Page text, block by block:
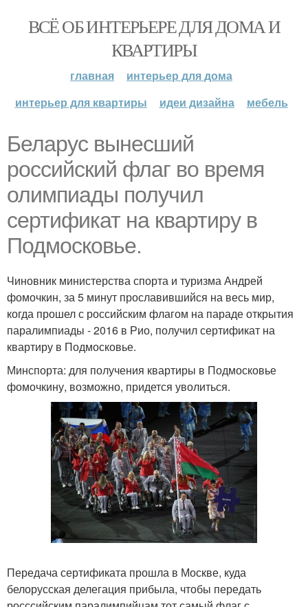
ВСЁ ОБ ИНТЕРЬЕРЕ ДЛЯ ДОМА И
КВАРТИРЫ
главная
интерьер для дома
интерьер для квартиры
идеи дизайна мебель
Беларус вынесший
российский флаг во время
олимпиады получил
сертификат на квартиру в
Подмосковье.
Чиновник министерства спорта и туризма Андрей
фомочкин, за 5 минут прославившийся на весь мир,
когда прошел с российским флагом на параде открытия
паралимпиады - 2016 в Рио, получил сертификат на
квартиру в Подмосковье.
Минспорта: для получения квартиры в Подмосковье
фомочкину, возможно, придется уволиться.
Передача сертификата прошла в Москве, куда
белорусская делегация прибыла, чтобы передать